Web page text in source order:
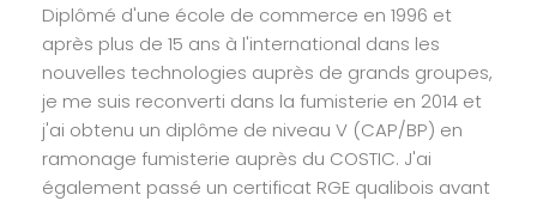
Diplômé d'une école de commerce en 1996 et
après plus de 15 ans à l'international dans les
nouvelles technologies auprès de grands groupes,
je me suis reconverti dans la fumisterie en 2014 et
j'ai obtenu un diplôme de niveau V (CAP/BP) en
ramonage fumisterie auprès du COSTIC. J'ai
également passé un certificat RGE qualibois avant